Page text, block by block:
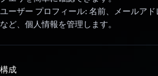
ユーザー プロフィール: 名前、メールア
など、個人情報を管理します。
構成